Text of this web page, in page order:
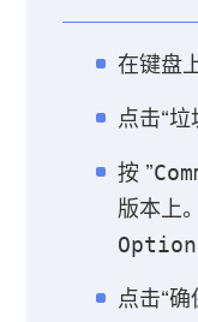
在键盘
点击“垃
按 ”
版本上
Option
点击“确